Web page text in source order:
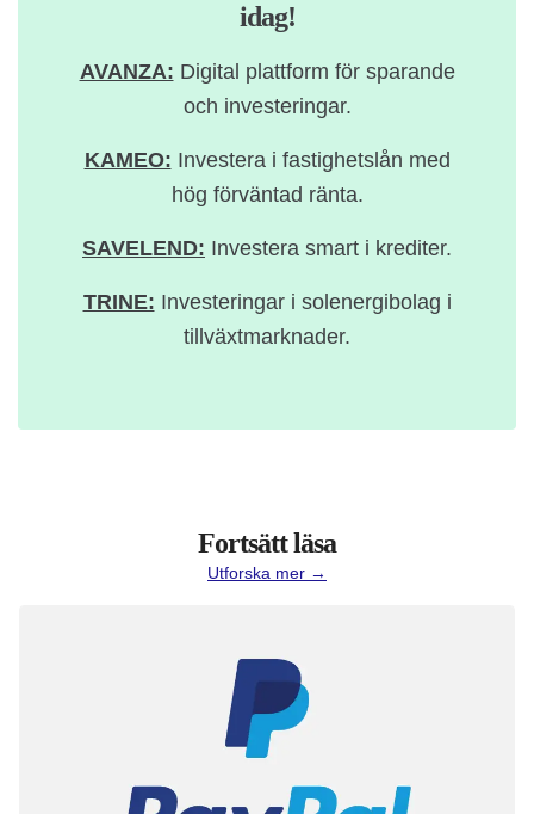
idag!
AVANZA: Digital plattform för sparande
och investeringar.
KAMEO: Investera i fastighetslån med
hög förväntad ränta.
SAVELEND: Investera smart i krediter.
TRINE: Investeringar i solenergibolag i
tillväxtmarknader.
Fortsätt läsa
Utforska mer →